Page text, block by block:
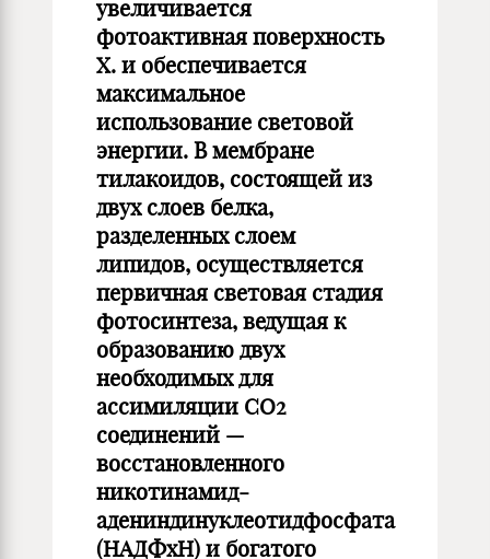
увеличивается
фотоактивная поверхность
Х. и обеспечивается
максимальное
использование световой
энергии. В мембране
тилакоидов, состоящей из
двух слоев белка,
разделенных слоем
липидов, осуществляется
первичная световая стадия
фотосинтеза, ведущая к
образованию двух
необходимых для
ассимиляции CO2
соединений —
восстановленного
никотинамид-
адениндинуклеотидфосфата
(НАДФхН) и богатого